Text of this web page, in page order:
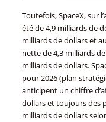
Toutefois, SpaceX, sur
été de 4,9 milliards de
milliards de dollars et
nette de 4,3 milliards
milliards de dollars.
pour 2026 (plan
anticipent un chiffre
dollars et toujours des
milliards de dollars